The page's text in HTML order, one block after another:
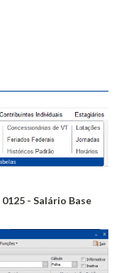
0125 - Salário Base